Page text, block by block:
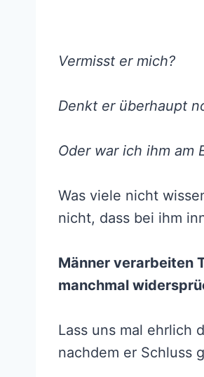
Vermisst er mich?
Denkt er überhaupt
Oder war ich ihm am
Was viele nicht
nicht, dass bei ihm
Männer verarbeiten
manchmal
Lass uns mal ehrlich
nachdem er Schluss